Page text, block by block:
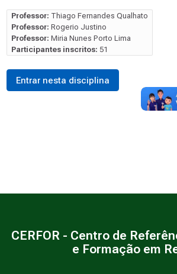
Professor: Thiago Fernandes Qualhato
Professor: Rogerio Justino
Professor: Miria Nunes Porto Lima
Participantes inscritos: 51
Entrar nesta disciplina
CERFOR - Centro de
e Formação em